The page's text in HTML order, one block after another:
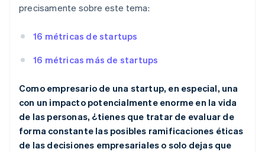
precisamente sobre este tema:
16 métricas de startups
16 métricas más de startups
Como empresario de una startup, en especial, una
con un impacto potencialmente enorme en la vida
de las personas, ¿tienes que tratar de evaluar de
forma constante las posibles ramificaciones éticas
de las decisiones empresariales o solo dejas que